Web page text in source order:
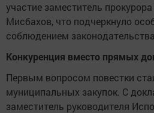
участие заместитель
Мисбахов, что подчеркнуло
соблюдением
Конкуренция вместо прямых
Первым вопросом повестки
муниципальных закупок. С
заместитель руководителя